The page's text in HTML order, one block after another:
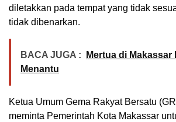
diletakkan pada tempat yang tidak
tidak dibenarkan.
BACA JUGA :
Mertua di Makassar
Menantu
Ketua Umum Gema Rakyat Bersatu
meminta Pemerintah Kota Makassar